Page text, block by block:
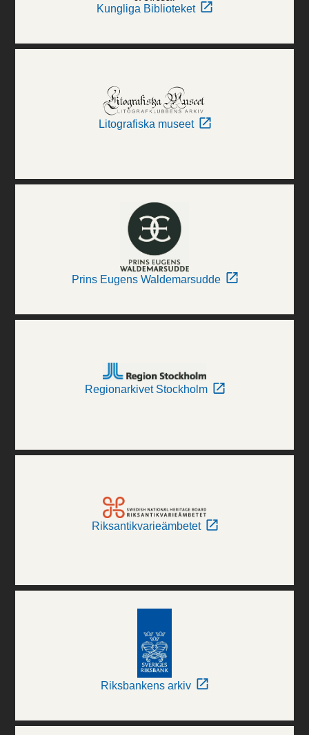
Kungliga Biblioteket
Litografiska museet
Prins Eugens Waldemarsudde
Regionarkivet Stockholm
Riksantikvarieämbetet
Riksbankens arkiv